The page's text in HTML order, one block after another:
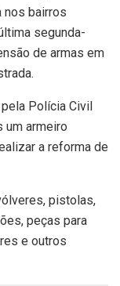
nos bairros
segunda-
de armas em
Polícia Civil
um armeiro
a reforma de
pistolas,
peças para
e outros